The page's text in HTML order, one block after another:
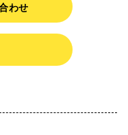
わせ